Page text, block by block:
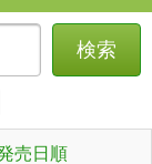
検索
売日順